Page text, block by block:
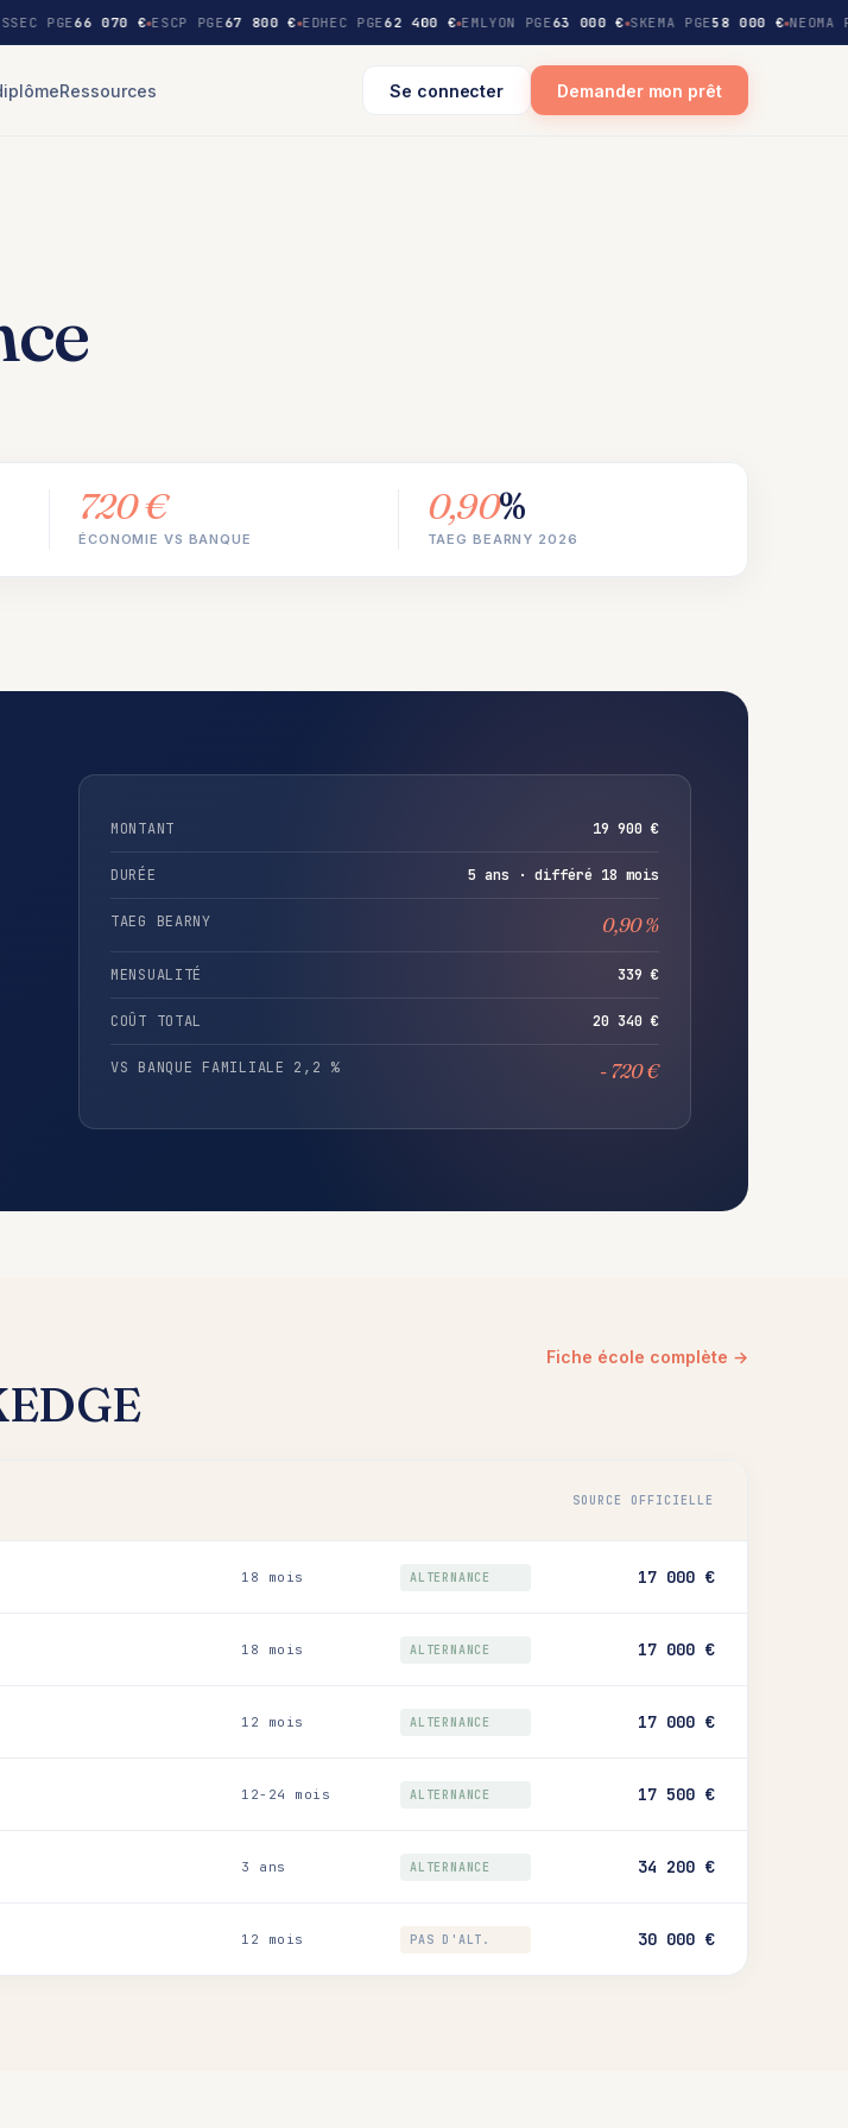
PGE66 070 € ESCP PGE67 800 € EDHEC PGE62 400 € EMLYON PGE63 000 € SKEMA PGE58 000 € NEOMA
Ressources Se connecter Demander mon prêt
720 €
ÉCONOMIE VS BANQUE
0,90%
TAEG BEARNY 2026
MONTANT 19 900 €
DURÉE 5 ans · différé 18 mois
TAEG BEARNY 0,90 %
MENSUALITÉ 339 €
COÛT TOTAL 20 340 €
VS BANQUE FAMILIALE 2,2 % - 720 €
Fiche école complète →
SOURCE OFFICIELLE
18 mois ALTERNANCE 17 000 €
18 mois ALTERNANCE 17 000 €
12 mois ALTERNANCE 17 000 €
12-24 mois ALTERNANCE 17 500 €
3 ans ALTERNANCE 34 200 €
12 mois PAS D'ALT. 30 000 €